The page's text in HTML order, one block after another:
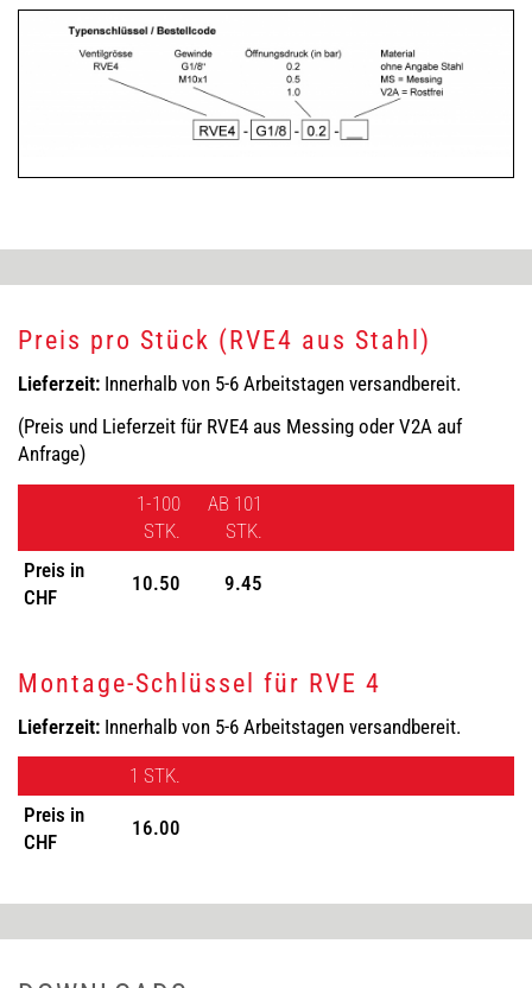
Preis pro Stück (RVE4 aus Stahl)
Lieferzeit: Innerhalb von 5-6 Arbeitstagen versandbereit.
(Preis und Lieferzeit für RVE4 aus Messing oder V2A auf
Anfrage)
1-100
STK.
AB 101
STK.
Preis in
CHF
10.50 9.45
Montage-Schlüssel für RVE 4
Lieferzeit: Innerhalb von 5-6 Arbeitstagen versandbereit.
1 STK.
Preis in
CHF
16.00